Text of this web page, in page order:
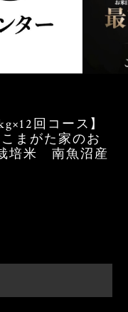
回コース】
まがた家のお
培米 南魚沼産